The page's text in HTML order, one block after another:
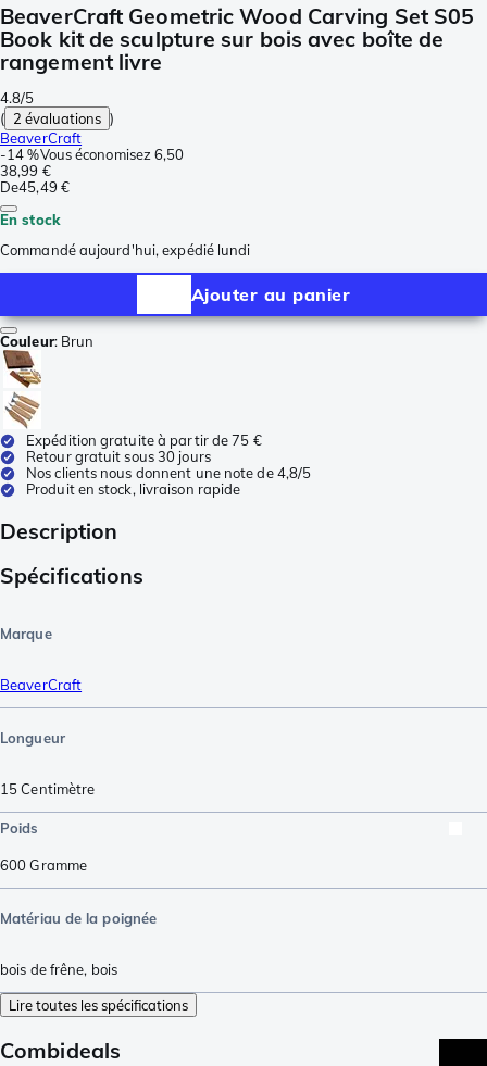
BeaverCraft Geometric Wood Carving Set S05
Book kit de sculpture sur bois avec boîte de
rangement livre
4.8/5
( 2 évaluations )
BeaverCraft
-14 %Vous économisez 6,50
38,99 €
De45,49 €
En stock
Commandé aujourd'hui, expédié lundi
Ajouter au panier
Couleur: Brun
Expédition gratuite à partir de 75 €
Retour gratuit sous 30 jours
Nos clients nous donnent une note de 4,8/5
Produit en stock, livraison rapide
Description
Spécifications
Marque
BeaverCraft
Longueur
15Centimètre
Poids
600Gramme
Matériau de la poignée
bois de frêne, bois
Lire toutes les spécifications
Combideals